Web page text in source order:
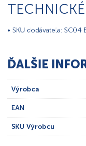
• SKU dodávateľa: SC04
ĎALŠIE
Výrobca
EAN
SKU Výrobcu